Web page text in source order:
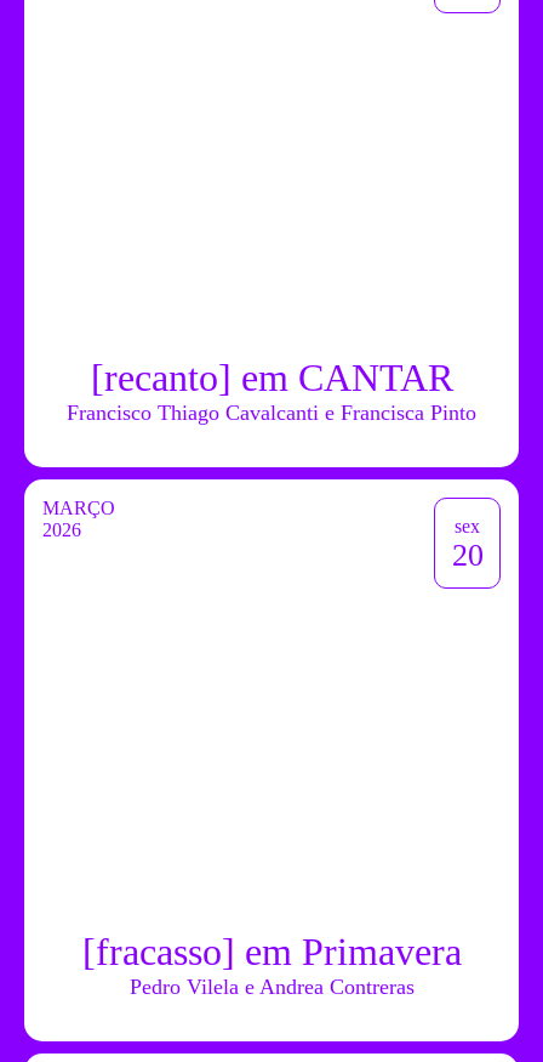
[recanto] em CANTAR
Francisco Thiago Cavalcanti e Francisca Pinto
MARÇO
2026
sex
20
[fracasso] em Primavera
Pedro Vilela e Andrea Contreras